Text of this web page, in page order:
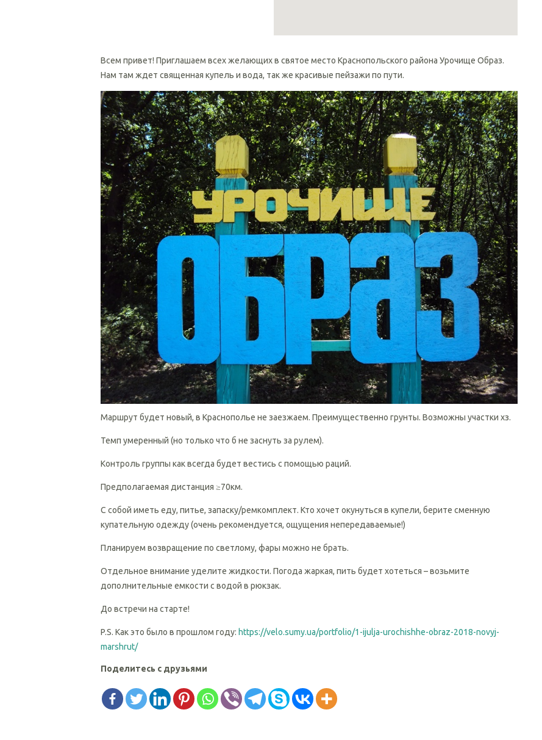
Всем привет! Приглашаем всех желающих в святое место Краснопольского района Урочище Образ.
Нам там ждет священная купель и вода, так же красивые пейзажи по пути.
Маршрут будет новый, в Краснополье не заезжаем. Преимущественно грунты. Возможны участки хз.
Темп умеренный (но только что б не заснуть за рулем).
Контроль группы как всегда будет вестись с помощью раций.
Предполагаемая дистанция ≥70км.
С собой иметь еду, питье, запаску/ремкомплект. Кто хочет окунуться в купели, берите сменную
купательную одежду (очень рекомендуется, ощущения непередаваемые!)
Планируем возвращение по светлому, фары можно не брать.
Отдельное внимание уделите жидкости. Погода жаркая, пить будет хотеться – возьмите
дополнительные емкости с водой в рюкзак.
До встречи на старте!
P.S. Как это было в прошлом году: https://velo.sumy.ua/portfolio/1-ijulja-urochishhe-obraz-2018-novyj-
marshrut/
Поделитесь с друзьями